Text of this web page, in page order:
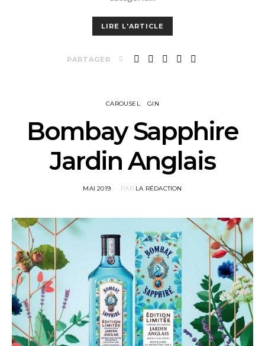
LIRE L'ARTICLE
PARTAGER
CAROUSEL GIN
Bombay Sapphire
Jardin Anglais
POSTED
MAI 2019 PAR LA RÉDACTION